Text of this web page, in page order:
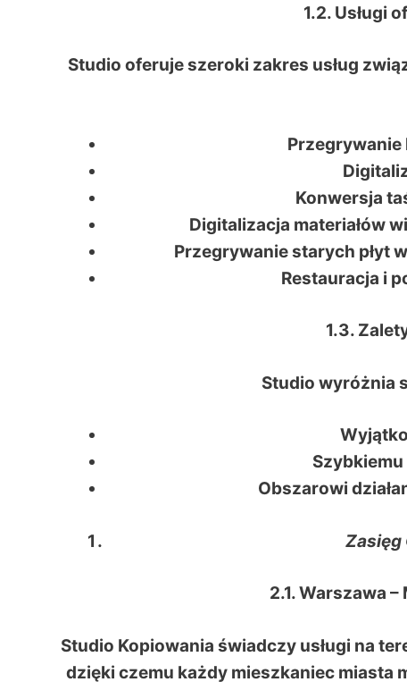
1.2. Usługi
Studio oferuje szeroki zakres usług
Przegrywanie
Konwersja
Digitalizacja materiałów
Przegrywanie starych płyt
Restauracja i
1.3.
Studio wyróżnia
Obszarowi
Zasięg
2.1. Warszawa
Studio Kopiowania świadczy usługi na
dzięki czemu każdy mieszkaniec miasta